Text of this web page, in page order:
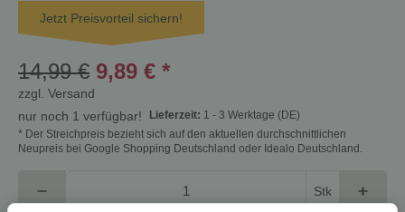
Jetzt Preisvorteil sichern!
14,99 € 9,89 € *
zzgl. Versand
nur noch 1 verfügbar!
Lieferzeit: 1 - 3 Werktage (DE)
* Der Streichpreis bezieht sich auf den aktuellen durchschnittlichen
Neupreis bei Google Shopping Deutschland oder Idealo Deutschland.
Stk